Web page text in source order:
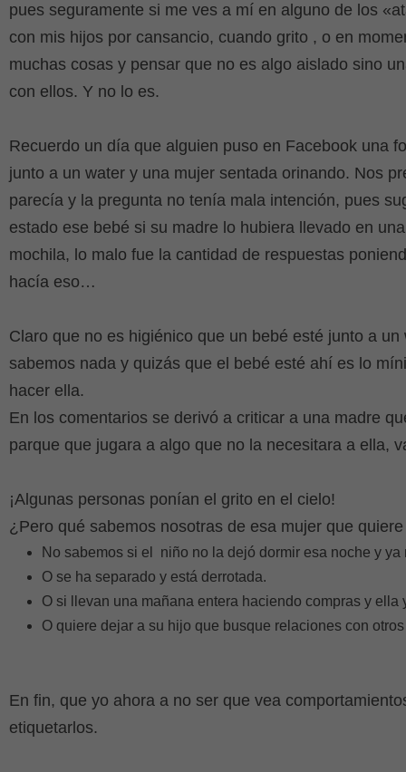
pues seguramente si me ves a mí en alguno de los
con mis hijos por cansancio, cuando grito , o en
muchas cosas y pensar que no es algo aislado sino
con ellos. Y no lo es.
Recuerdo un día que alguien puso en Facebook una
junto a un water y una mujer sentada orinando. Nos
parecía y la pregunta no tenía mala intención, pues
estado ese bebé si su madre lo hubiera llevado en
mochila, lo malo fue la cantidad de respuestas
hacía eso…
Claro que no es higiénico que un bebé esté junto a
sabemos nada y quizás que el bebé esté ahí es lo
hacer ella.
En los comentarios se derivó a criticar a una madre
parque que jugara a algo que no la necesitara a ella,
¡Algunas personas ponían el grito en el cielo!
¿Pero qué sabemos nosotras de esa mujer que
No sabemos si el
niño no la dejó dormir esa noche y
O se ha separado y está derrotada.
O si llevan una mañana entera haciendo compras y ella
O quiere dejar a su hijo que busque relaciones con
En fin, que yo ahora a no ser que vea
etiquetarlos.